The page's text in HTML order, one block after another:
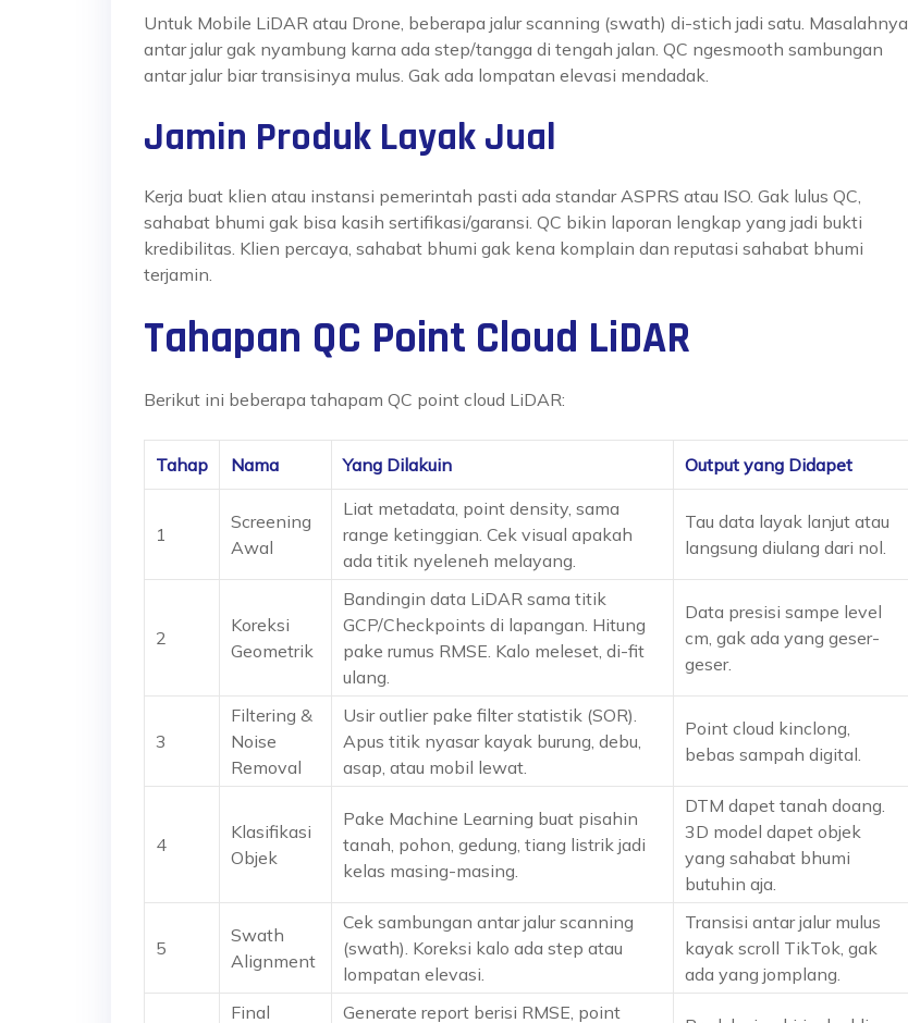
Untuk Mobile LiDAR atau Drone, beberapa jalur scanning (swath) di-stich jadi satu. Masalahnya
antar jalur gak nyambung karna ada step/tangga di tengah jalan. QC ngesmooth sambungan
antar jalur biar transisinya mulus. Gak ada lompatan elevasi mendadak.
Jamin Produk Layak Jual
Kerja buat klien atau instansi pemerintah pasti ada standar ASPRS atau ISO. Gak lulus QC,
sahabat bhumi gak bisa kasih sertifikasi/garansi. QC bikin laporan lengkap yang jadi bukti
kredibilitas. Klien percaya, sahabat bhumi gak kena komplain dan reputasi sahabat bhumi
terjamin.
Tahapan QC Point Cloud LiDAR
Berikut ini beberapa tahapam QC point cloud LiDAR:
Tahap Nama Yang Dilakuin Output yang Didapet
1
Screening
Awal
Liat metadata, point density, sama
range ketinggian. Cek visual apakah
ada titik nyeleneh melayang.
Tau data layak lanjut atau
langsung diulang dari nol.
2
Koreksi
Geometrik
Bandingin data LiDAR sama titik
GCP/Checkpoints di lapangan. Hitung
pake rumus RMSE. Kalo meleset, di-fit
ulang.
Data presisi sampe level
cm, gak ada yang geser-
geser.
3
Filtering &
Noise
Removal
Usir outlier pake filter statistik (SOR).
Apus titik nyasar kayak burung, debu,
asap, atau mobil lewat.
Point cloud kinclong,
bebas sampah digital.
4
Klasifikasi
Objek
Pake Machine Learning buat pisahin
tanah, pohon, gedung, tiang listrik jadi
kelas masing-masing.
DTM dapet tanah doang.
3D model dapet objek
yang sahabat bhumi
butuhin aja.
5
Swath
Alignment
Cek sambungan antar jalur scanning
(swath). Koreksi kalo ada step atau
lompatan elevasi.
Transisi antar jalur mulus
kayak scroll TikTok, gak
ada yang jomplang.
Final
Generate report berisi RMSE, point